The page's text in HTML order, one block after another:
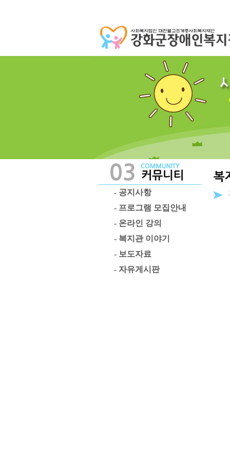
- 공지사항
- 프로그램 모집안내
- 온라인 강의
- 복지관 이야기
- 보도자료
- 자유게시판